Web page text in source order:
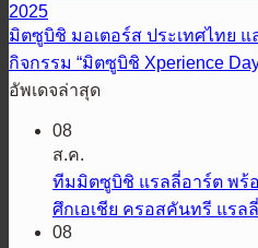
2025
มิตซูบิชิ มอเตอร์ส ประเทศไทย
กิจกรรม “มิตซูบิชิ Xperience
อัพเดจล่าสุด
08
ส.ค.
ทีมมิตซูบิชิ แรลลี่อาร์ต พร้
ศึกเอเชีย ครอสคันทรี แรล
08